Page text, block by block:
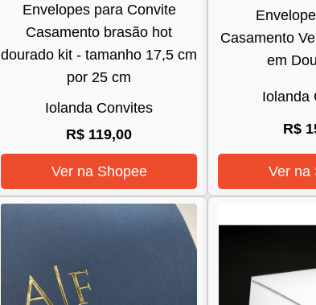
Envelopes para Convite
Casamento brasão hot
dourado kit - tamanho 17,5 cm
por 25 cm
Iolanda Convites
R$ 119,00
Ver na Shopee
Casamento
em
Iolanda
R$
Ver na